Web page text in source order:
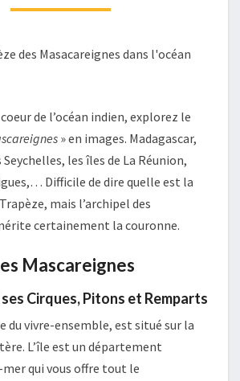
de l’océan indien, explorez le
» en images. Madagascar,
les îles de La Réunion,
Difficile de dire quelle est la
mais l’archipel des
certainement la couronne.
Mascareignes
Cirques, Pitons et Remparts
du vivre-ensemble, est situé sur la
L’île est un département
qui vous offre tout le